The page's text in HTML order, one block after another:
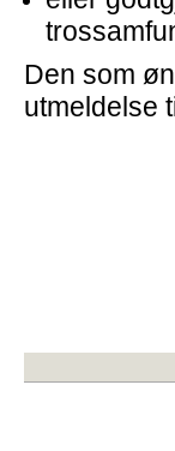
Den som
utmeldelse